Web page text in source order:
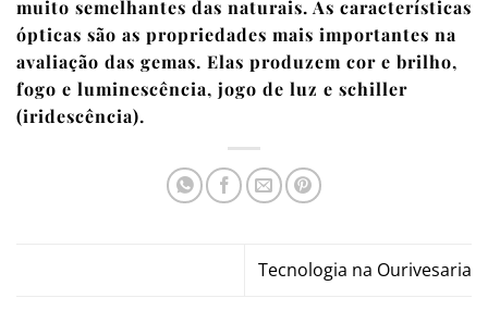
muito semelhantes das naturais. As características
ópticas são as propriedades mais importantes na
avaliação das gemas. Elas produzem cor e brilho,
fogo e luminescência, jogo de luz e schiller
(iridescência).
Tecnologia na Ourivesaria